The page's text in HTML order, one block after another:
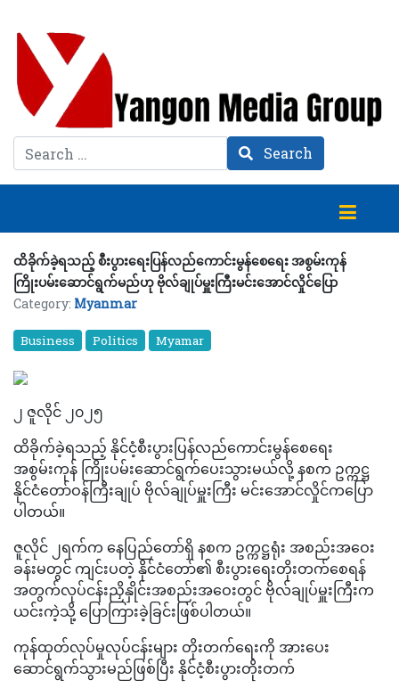
Search Search
ထိခိုက်ခဲ့ရသည့် စီးပွားရေးပြန်လည်ကောင်းမွန်စေရေး အစွမ်းကုန်
ကြိုးပမ်းဆောင်ရွက်မည်ဟု ဗိုလ်ချုပ်မှူးကြီးမင်းအောင်လှိုင်ပြော
Category: Myanmar
Business Politics Myamar
၂ ဇူလိုင် ၂၀၂၅
ထိခိုက်ခဲ့ရသည့် နိုင်ငံ့စီးပွားပြန်လည်ကောင်းမွန်စေရေး
အစွမ်းကုန် ကြိုးပမ်းဆောင်ရွက်ပေးသွားမယ်လို့ နစက ဥက္ကဋ္ဌ
နိုင်ငံတော်ဝန်ကြီးချုပ် ဗိုလ်ချုပ်မှူးကြီး မင်းအောင်လှိုင်ကပြော
ပါတယ်။
ဇူလိုင် ၂ရက်က နေပြည်တော်ရှိ နစက ဥက္ကဋ္ဌရုံး အစည်းအဝေး
ခန်းမတွင် ကျင်းပတဲ့ နိုင်ငံတော်၏ စီးပွားရေးတိုးတက်စေရန်
အတွက်လုပ်ငန်းညှိနှိုင်းအစည်းအဝေးတွင် ဗိုလ်ချုပ်မှူးကြီးက
ယင်းကဲ့သို့ ပြောကြားခဲ့ခြင်းဖြစ်ပါတယ်။
ကုန်ထုတ်လုပ်မှုလုပ်ငန်းများ တိုးတက်ရေးကို အားပေး
ဆောင်ရွက်သွားမည်ဖြစ်ပြီး နိုင်ငံ့စီးပွားတိုးတက်